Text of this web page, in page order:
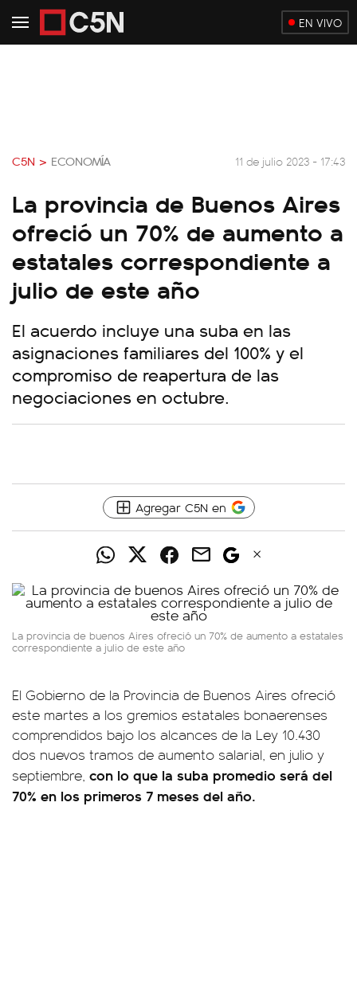
EN VIVO
C5N > ECONOMÍA 11 de julio 2023 - 17:43
La provincia de Buenos Aires
ofreció un 70% de aumento a
estatales correspondiente a
julio de este año
El acuerdo incluye una suba en las
asignaciones familiares del 100% y el
compromiso de reapertura de las
negociaciones en octubre.
Agregar C5N en
La provincia de buenos Aires ofreció un 70% de aumento a estatales
correspondiente a julio de este año
El Gobierno de la Provincia de Buenos Aires ofreció
este martes a los gremios estatales bonaerenses
comprendidos bajo los alcances de la Ley 10.430
dos nuevos tramos de aumento salarial, en julio y
septiembre, con lo que la suba promedio será del
70% en los primeros 7 meses del año.